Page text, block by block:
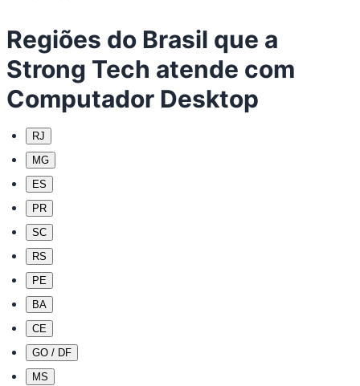
Regiões do Brasil que a
Strong Tech atende com
Computador Desktop
RJ
MG
ES
PR
SC
RS
PE
BA
CE
GO / DF
MS